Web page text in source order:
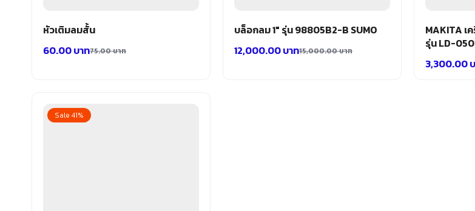
หัวเติมลมสั้น
75.00บาท
60.00บาท
บล็อกลม 1″ รุ่น 98805B2-B SUMO
15,000.00บาท
12,000.00บาท
MAKITA เ
รุ่น LD-
3,300.00
Sale 41%